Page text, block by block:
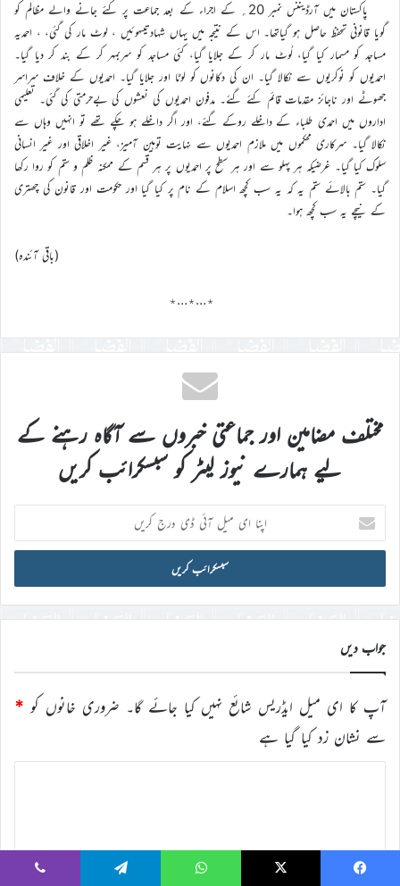
پاکستان میں آرڈیننس نمبر 20؍ کے اجراء کے بعد جماعت پر کئے جانے والے مظالم کو
گویا قانونی تحفظ حاصل ہو گیاتھا۔ اس کے نتیجہ میں یہاں شہادتیںہوئیں ، لوٹ مار کی گئی، ، احمدیہ
مساجد کو مسمار کیا گیا، لُوٹ مار کر کے جلایا گیا، کئی مساجد کو سربمہر کر کے بند کر دیا گیا۔
احمدیوں کو نوکریوں سے نکالا گیا۔ ان کی دکانوں کو لوٹا اور جلایا گیا۔ احمدیوں کے خلاف سراسر
جھوٹے اور ناجائز مقدمات قائم کئے گئے۔ مدفون احمدیوں کی نعشوں کی بےحرمتی کی گئی۔ تعلیمی
اداروں میں احمدی طلباء کے داخلے روکے گئے، اور اگر داخلے ہو چکے تھے تو انہیں وہاں سے
نکالا گیا۔ سرکاری محکموں میں ملازم احمدیوں سے نہایت توہین آمیز، غیر اخلاقی اور غیر انسانی
سلوک کیا گیا۔ غرضیکہ ہر پہلو سے اور ہر سطح پر احمدیوں پر ہر قسم کے ممکنہ ظلم و ستم کو روا رکھا
گیا۔ ستم بالائے ستم یہ کہ یہ سب کچھ اسلام کے نام پر کیا گیا اور حکومت اور قانون کی چھتری
کے نیچے یہ سب کچھ ہوا۔
(باقی آئندہ)
٭…٭…٭
مختلف مضامین اور جماعتی خبروں سے آگاہ رہنے کے
لیے ہمارے نیوز لیٹر کو سبسکرائب کریں
اپنا
ای
میل
ڈی
درج
کریں
جواب دیں
آپ کا ای میل ایڈریس شائع نہیں کیا جائے گا۔ ضروری خانوں کو *
سے نشان زد کیا گیا ہے
ر